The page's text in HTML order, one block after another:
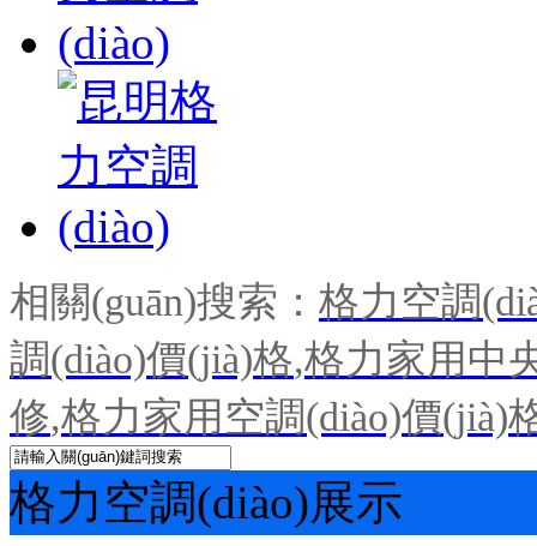
相關(guān)搜索： 格力空調
調(diào)價(jià)格,格力家用中
修,格力家用空調(diào)價(jià)
格力空調(diào)展示